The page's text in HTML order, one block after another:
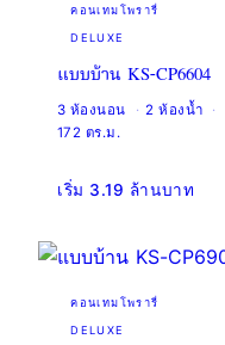
คอนเทมโพรารี่
DELUXE
แบบบ้าน KS-CP6604
3 ห้องนอน
2 ห้องน้ำ
172 ตร.ม.
เริ่ม 3.19 ล้านบาท
คอนเทมโพรารี่
DELUXE